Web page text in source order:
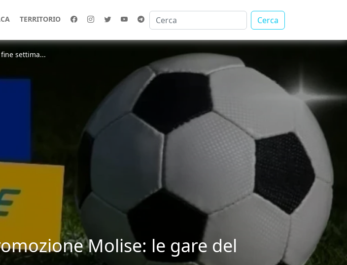
TERRITORIO Cerca
settima...
Molise: le gare del